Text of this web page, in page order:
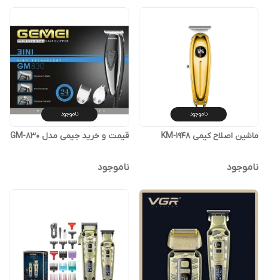
ناموجود
ماشین اصلاح کیمی KM-1948
ناموجود
ناموجود
قیمت و خرید جیمی مدل GM-830
ناموجود